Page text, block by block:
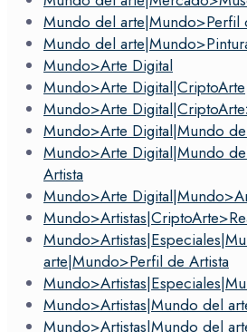
Mundo del arte|Mundo>Perfil
Mundo del
Mundo>Arte Digital
Mundo>Arte Digital|CriptoArte
Mundo>Arte
Mundo>Arte Digital|Mundo
Mundo>Arte Digital|Mundo
Artista
Mundo>Arte
arte|Mundo>Perfil de Artista
Mundo>Artistas|Mundo del
Mundo>Artistas|Mundo del